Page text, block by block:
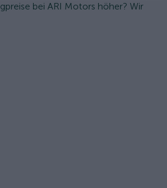
bei ARI Motors höher? Wir